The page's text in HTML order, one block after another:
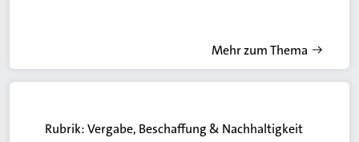
Mehr zum Thema
Rubrik:Vergabe, Beschaffung & Nachhaltigkeit